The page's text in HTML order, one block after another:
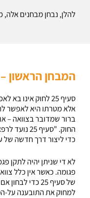
להלן, נבחן מבחנים אלה,
המבחן הראשון
סעיף 25 לחוק
אלא מטרתו היא לאפשר
ברור שמדובר בצוואה –
החוק.
כדי ליצור דרך חדשה של
לא די שניתן יהיה לתקן
פגומה. כאשר אין כלל
של סעיף 25 כדי
למחוק את התובענה על-